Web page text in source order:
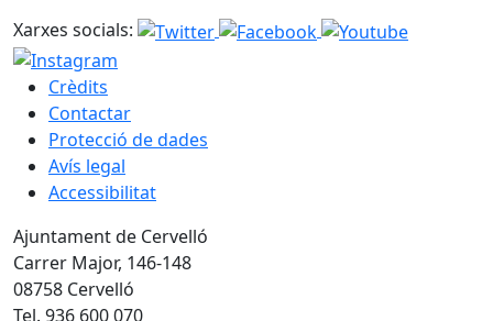
Xarxes socials:
Crèdits
Contactar
Protecció de dades
Avís legal
Accessibilitat
Ajuntament de Cervelló
Carrer Major, 146-148
08758 Cervelló
Tel. 936 600 070